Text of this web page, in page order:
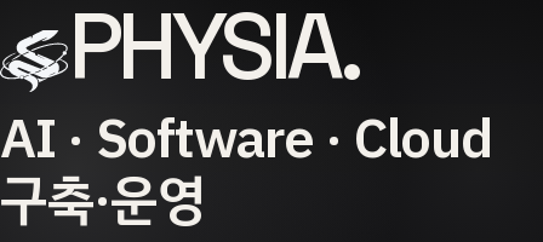
PHYSIA.
AI · Software · Cloud
구축·운영